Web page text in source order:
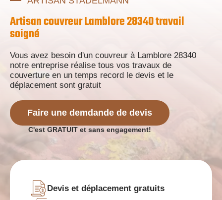
Artisan couvreur Lamblore 28340 travail
soigné
Vous avez besoin d'un couvreur à Lamblore 28340
notre entreprise réalise tous vos travaux de
couverture en un temps record le devis et le
déplacement sont gratuit
Faire une demdande de devis
C'est GRATUIT et sans engagement!
Devis et déplacement gratuits